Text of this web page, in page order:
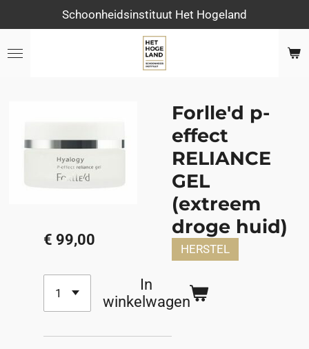
direct
naar
Schoonheidsinstituut Het Hogeland
Forlle'd p-
effect
RELIANCE
GEL
(extreem
droge huid)
HERSTEL
€ 99,00
In
winkelwagen